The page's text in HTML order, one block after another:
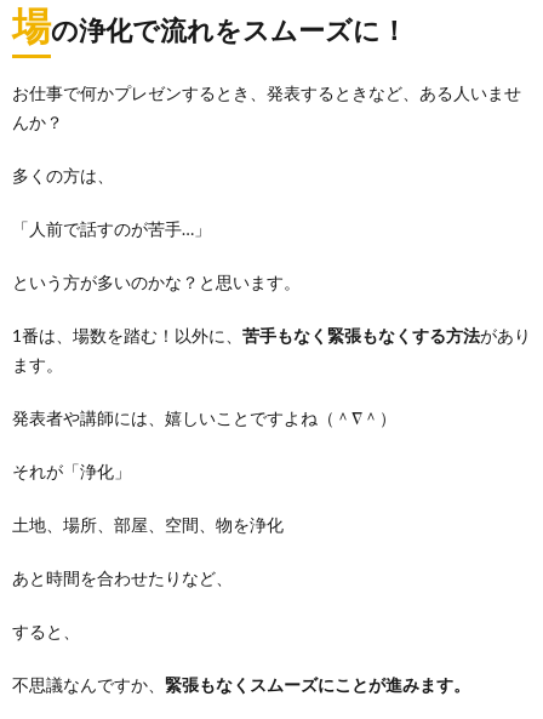
場の浄化で流れをスムーズに！
お仕事で何かプレゼンするとき、発表するときなど、ある人いませ
んか？
多くの方は、
「人前で話すのが苦手…」
という方が多いのかな？と思います。
1番は、場数を踏む！以外に、 苦手もなく緊張もなくする方法があり
ます。
発表者や講師には、嬉しいことですよね（＾∇＾）
それが「浄化」
土地、場所、部屋、空間、物を浄化
あと時間を合わせたりなど、
すると、
不思議なんですか、 緊張もなくスムーズにことが進みます。